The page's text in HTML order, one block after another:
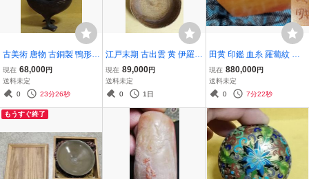
古美術 唐物 古銅製 鴨形
アヒル 香炉 置物 高さ約1
6cm 銅器 香道具 茶道具
仏道具 金属工芸 時代物 鉄
現在 68,000円
送料未定
0
23分26秒
江戸末期 古出雲 黄 伊羅保
茶碗 茶道具 権兵衛窯
現在 89,000円
送料未定
0
1日
田黄 印鑑 血糸 羅蔔紋 木
村鉄畊銘 明治天皇・皇太
子に印を献上方 検索：翡
翠 鶏血石 寿山石
現在 880,000円
送料未定
0
7分22秒
もうすぐ終了